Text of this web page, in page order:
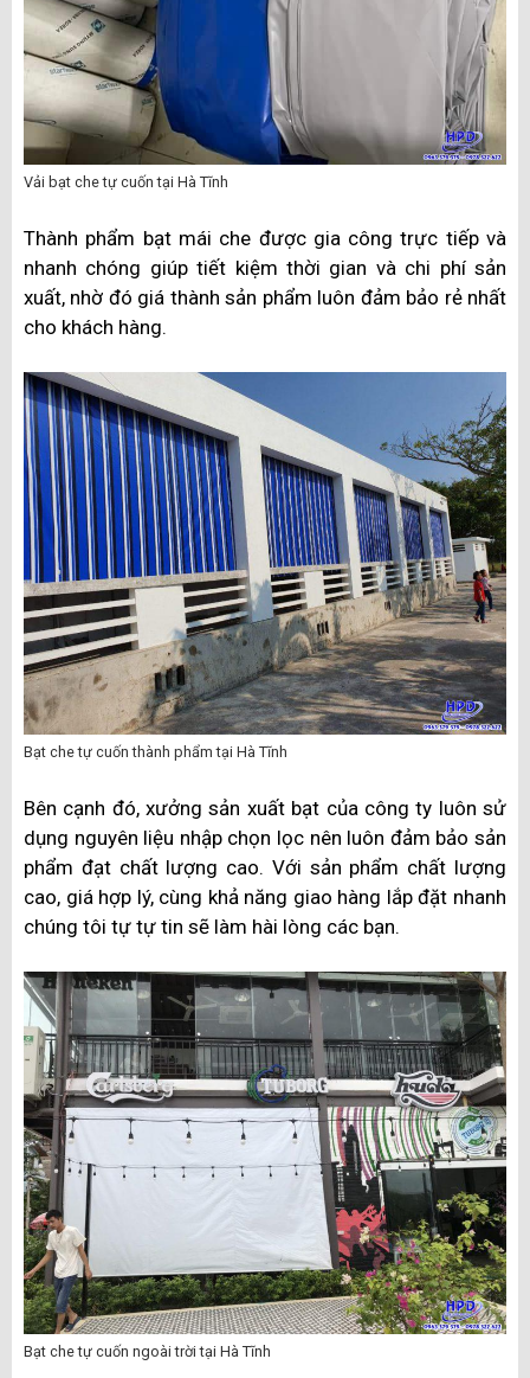
Vải bạt che tự cuốn tại Hà Tĩnh
Thành phẩm bạt mái che được gia công trực tiếp và
nhanh chóng giúp tiết kiệm thời gian và chi phí sản
xuất, nhờ đó giá thành sản phẩm luôn đảm bảo rẻ nhất
cho khách hàng.
Bạt che tự cuốn thành phẩm tại Hà Tĩnh
Bên cạnh đó, xưởng sản xuất bạt của công ty luôn sử
dụng nguyên liệu nhập chọn lọc nên luôn đảm bảo sản
phẩm đạt chất lượng cao. Với sản phẩm chất lượng
cao, giá hợp lý, cùng khả năng giao hàng lắp đặt nhanh
chúng tôi tự tự tin sẽ làm hài lòng các bạn.
Bạt che tự cuốn ngoài trời tại Hà Tĩnh